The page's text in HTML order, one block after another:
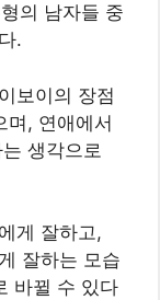
의 남자들 중
.
보이의 장점
며, 연애에서
생각으로
게 잘하고,
잘하는 모습
바뀔 수 있다